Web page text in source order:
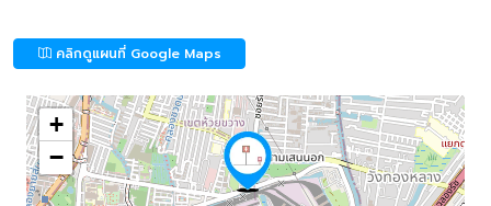
คลิกดูแผนที่ Google Maps
+
−